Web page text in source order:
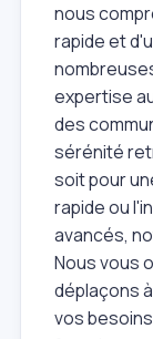
nous
rapide et
expertise
des
sérénité
soit pour
rapide ou
avancés,
Nous vous
déplaçons
vos